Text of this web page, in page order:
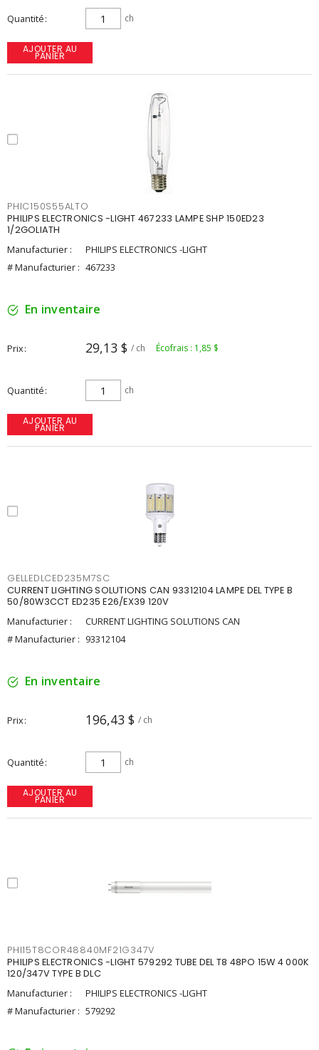
Quantité ch
AJOUTER AU
PANIER
PHIC150S55ALTO
PHILIPS ELECTRONICS -LIGHT 467233 LAMPE SHP 150ED23
1/2GOLIATH
Manufacturier :
PHILIPS ELECTRONICS -LIGHT
# Manufacturier : 467233
En inventaire
Prix 29,13 $ / ch Écofrais : 1,85 $
Quantité ch
AJOUTER AU
PANIER
GELLEDLCED235M7SC
CURRENT LIGHTING SOLUTIONS CAN 93312104 LAMPE DEL TYPE B
50/80W3CCT ED235 E26/EX39 120V
Manufacturier :
CURRENT LIGHTING SOLUTIONS CAN
# Manufacturier : 93312104
En inventaire
Prix 196,43 $ / ch
Quantité ch
AJOUTER AU
PANIER
PHI15T8COR48840MF21G347V
PHILIPS ELECTRONICS -LIGHT 579292 TUBE DEL T8 48PO 15W 4 000K
120/347V TYPE B DLC
Manufacturier :
PHILIPS ELECTRONICS -LIGHT
# Manufacturier : 579292